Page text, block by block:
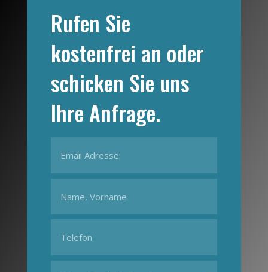
Rufen Sie
kostenfrei an oder
schicken Sie uns
Ihre Anfrage.